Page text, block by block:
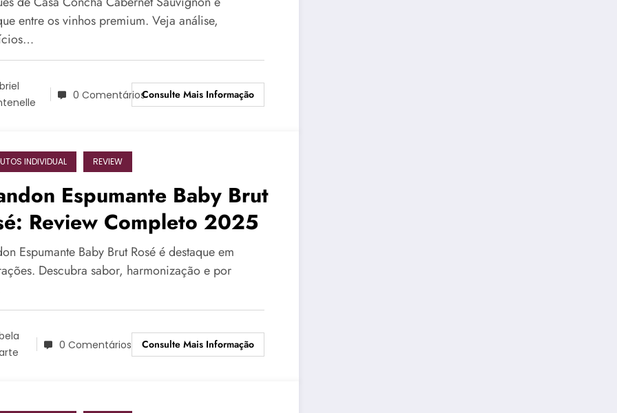
entre os vinhos premium. Veja análise,
0 ComentáriosConsulte Mais Informação
INDIVIDUAL REVIEW
Espumante Baby Brut
Review Completo 2025
Espumante Baby Brut Rosé é destaque em
Descubra sabor, harmonização e por
0 Comentários Consulte Mais Informação